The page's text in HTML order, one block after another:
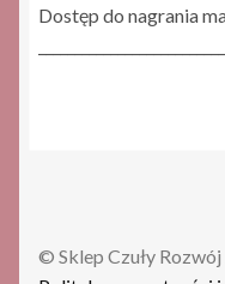
Dostęp do nagrania
© Sklep Czuły